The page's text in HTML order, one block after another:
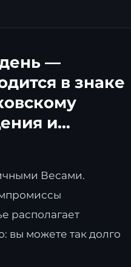
—
в знаке
и…
Весами.
располагает
вы можете так долго